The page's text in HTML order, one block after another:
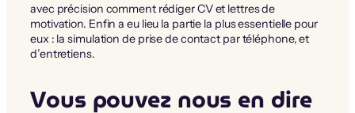
avec précision comment rédiger CV et lettres de
motivation. Enfin a eu lieu la partie la plus essentielle pour
eux : la simulation de prise de contact par téléphone, et
d’entretiens.
Vous pouvez nous en dire